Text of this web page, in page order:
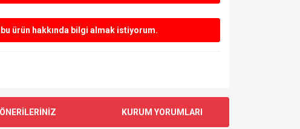
ürün hakkında bilgi almak istiyorum.
ÖNERİLERİNİZ KURUM YORUMLARI